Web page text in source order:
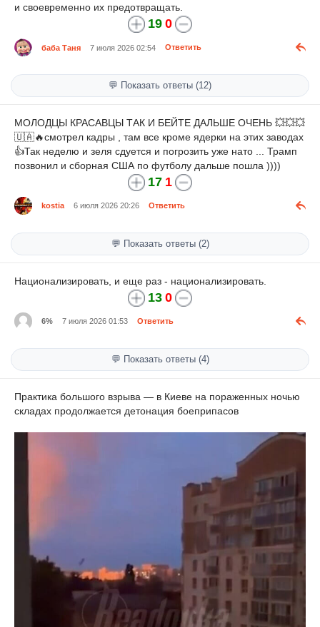
и своевременно их предотвращать.
19 0
баба Таня 7 июля 2026 02:54 Ответить
💬 Показать ответы (12)
МОЛОДЦЫ КРАСАВЦЫ ТАК И БЕЙТЕ ДАЛЬШЕ ОЧЕНЬ 💥💥💥
🇺🇦🔥смотрел кадры , там все кроме ядерки на этих заводах
👍Так неделю и зеля сдуется и погрозить уже нато ... Трамп
позвонил и сборная США по футболу дальше пошла ))))
17 1
kostia 6 июля 2026 20:26 Ответить
💬 Показать ответы (2)
Национализировать, и еще раз - национализировать.
13 0
6% 7 июля 2026 01:53 Ответить
💬 Показать ответы (4)
Практика большого взрыва — в Киеве на пораженных ночью
складах продолжается детонация боеприпасов